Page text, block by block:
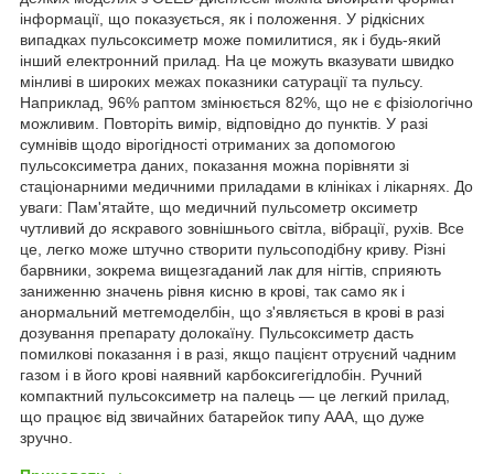
інформації, що показується, як і положення. У рідкісних
випадках пульсоксиметр може помилитися, як і будь-який
інший електронний прилад. На це можуть вказувати швидко
мінливі в широких межах показники сатурації та пульсу.
Наприклад, 96% раптом змінюється 82%, що не є фізіологічно
можливим. Повторіть вимір, відповідно до пунктів. У разі
сумнівів щодо вірогідності отриманих за допомогою
пульсоксиметра даних, показання можна порівняти зі
стаціонарними медичними приладами в клініках і лікарнях. До
уваги: Пам'ятайте, що медичний пульсометр оксиметр
чутливий до яскравого зовнішнього світла, вібрації, рухів. Все
це, легко може штучно створити пульсоподібну криву. Різні
барвники, зокрема вищезгаданий лак для нігтів, сприяють
заниженню значень рівня кисню в крові, так само як і
анормальний метгемоделбін, що з'являється в крові в разі
дозування препарату долокаїну. Пульсоксиметр дасть
помилкові показання і в разі, якщо пацієнт отруєний чадним
газом і в його крові наявний карбоксигегідлобін. Ручний
компактний пульсоксиметр на палець — це легкий прилад,
що працює від звичайних батарейок типу ААА, що дуже
зручно.